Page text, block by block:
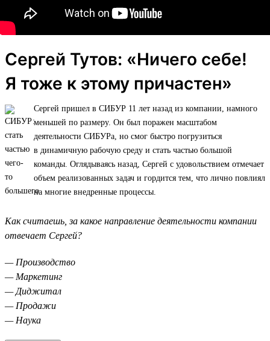
Сергей Тутов: «Ничего себе!
Я тоже к этому причастен»
Сергей пришел в СИБУР 11 лет назад из компании, намного
меньшей по размеру. Он был поражен масштабом
деятельности СИБУРа, но смог быстро погрузиться
в динамичную рабочую среду и стать частью большой
команды. Оглядываясь назад, Сергей с удовольствием отмечает
объем реализованных задач и гордится тем, что лично повлиял
на многие внедренные процессы.
Как считаешь, за какое направление деятельности компании
отвечает Сергей?
— Производство
— Маркетинг
— Диджитал
— Продажи
— Наука